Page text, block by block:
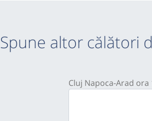
Spune altor călători
Cluj Napoca-Arad ora